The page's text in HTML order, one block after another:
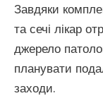
Завдяки
та сечі лікар
джерело
планувати
заходи.